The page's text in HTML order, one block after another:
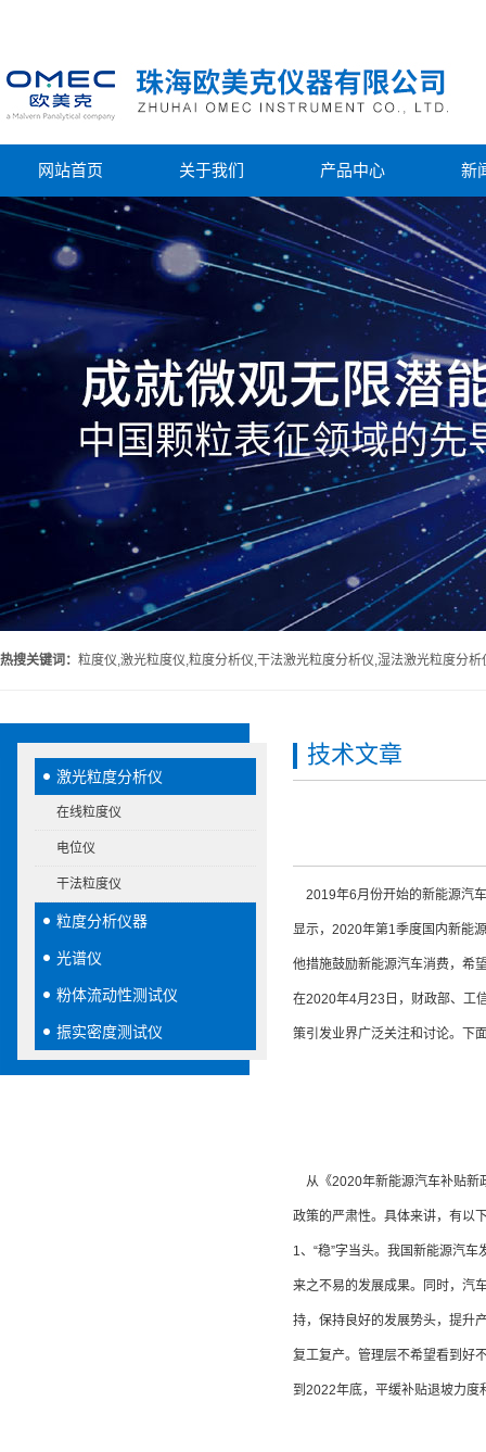
网站首页 关于我们 产品中心 新
热搜关键词： 粒度仪,激光粒度仪,粒度分析仪,干法激光粒度分析仪,湿法激光粒度分析
激光粒度分析仪
在线粒度仪
电位仪
干法粒度仪
粒度分析仪器
光谱仪
粉体流动性测试仪
振实密度测试仪
技术文章
2019年6月份开始的新能源汽
显示，2020年第1季度国内新能
他措施鼓励新能源汽车消费，希
在2020年4月23日，财政部、工
策引发业界广泛关注和讨论。下
从《2020年新能源汽车补贴新
政策的严肃性。具体来讲，有以
1、“稳”字当头。我国新能源汽
来之不易的发展成果。同时，汽
持，保持良好的发展势头，提升
复工复产。管理层不希望看到好
到2022年底，平缓补贴退坡力度